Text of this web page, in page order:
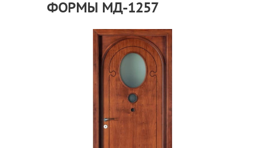
ФОРМЫ МД-1257